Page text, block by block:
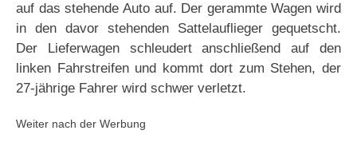
auf das stehende Auto auf. Der gerammte Wagen wird
in den davor stehenden Sattelauflieger gequetscht.
Der Lieferwagen schleudert anschließend auf den
linken Fahrstreifen und kommt dort zum Stehen, der
27-jährige Fahrer wird schwer verletzt.
Weiter nach der Werbung